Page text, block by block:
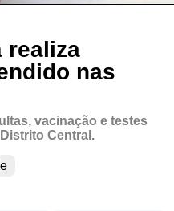
realiza
nas
vacinação e testes
Central.